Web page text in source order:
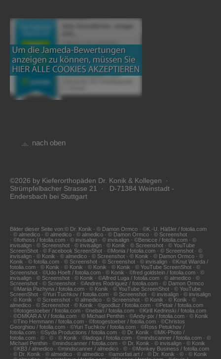
nach oben
©2026 by Kieferorthopäden Dr. Konik & Kollegen ·
Strümpfelbacher Strasse 21 · D-71384 Weinstadt -
Endersbach bei Stuttgart
Bilder dieser Seite von:© Dr. Konik · © Damon Ormco · ©K.-U. Häßler / fotolia.com
· © almedico · © almedico · © almedico · © Damon Ormco · © Screenshot
· ©fothoss / fotolia.com · © invisalign · © invisalign · ©Benicce / fotolia.com · ©
invisalign · © Screenshot · © invisalign · © Konik · © Screenshot · © YouTube
ScreenShot · © Facebook ScreenShot · ©Monia / fotolia.com · © Screenshot · ©
invisalign · © Konik · © almedico · © Screenshot · © Konik · © Damon Ormco · ©
Konik · © fotolia.com · © Screenshot · © Screenshot · © invisalign · ©Knut Wiarda /
fotolia.com · © Konik · © Konik · © Konik · © Konik · © YouTube ScreenShot · ©
Screenshot · ©Udo Hoeft / fotolia.com · © Konik · ©fred goldstein / fotolia.com · ©
invisalign · © Screenshot · © Konik · ©Alfred Luga / fotolia.com · © almedico · ©
Screenshot · © Screenshot · ©Andres Rodriguez / fotolia.com · © Damon Ormco
· ©Mariia Pazhyna / fotolia.com · © Konik · © YouTube ScreenShot · © YouTube
ScreenShot · ©Yuri Tuchkov / fotolia.com · © Screenshot · © invisalign · © invisalign
· © Konik · © Screenshot · © almedico · © Screenshot · © Konik · © Konik · ©
almedico · © Screenshot · © Konik · ©goodluz / fotolia.com · ©Petair / fotolia.com
· ©fotogestoeber / fotolia.com · ©nebari / fotolia.com · ©Kirill Kedrinski / fotolia.com
· ©OMKAR A.V / fotolia.com · © Michael Penthin · ©Andy-pix / fotolia.com · © Konik
· ©Tino Hemmann / fotolia.com · ©fotogestoeber / fotolia.com · ©Christos
Georghiou / fotolia.com · ©Yuri Tuchkov / fotolia.com · ©Ross Petukhov /
fotolia.com · ©Syda Productions / fotolia.com · © Dr. Konik · ©MK-Photo /
fotolia.com · © · © · © Konik · ©ladoga / fotolia.com · ©mindscanner / fotolia.com · ©
Michael Penthin · ©mindscanner / fotolia.com · © Dr. Konik · © invisalign · © Konik
· ©KB3 / almedico · ©mindscanner / almedico · © · ©Monkey Business / fotolia.com
· © Dr. Konik · © almedico · © almedico · ©amorfati.art / · © Dr. Konik · © · © Konik